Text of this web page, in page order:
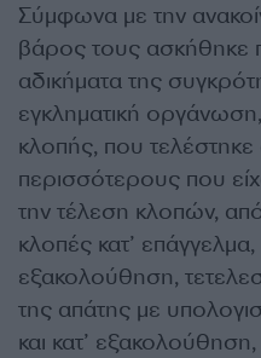
Σύμφωνα με την
βάρος τους ασκήθηκε
αδικήματα της
εγκληματική
κλοπής, που
περισσότερους που
την τέλεση κλοπών, από
κλοπές κατ’ επάγγελμα,
εξακολούθηση,
της απάτης με
και κατ’